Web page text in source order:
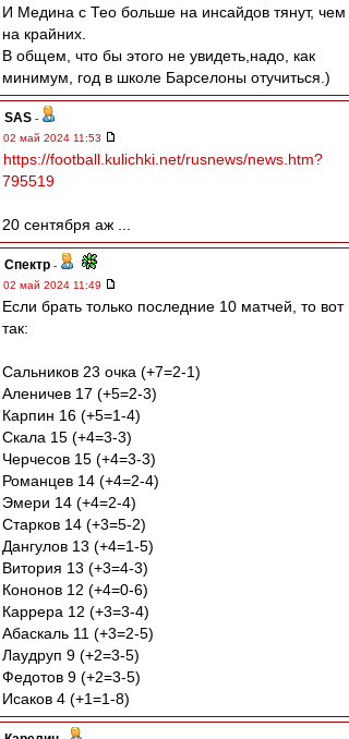
И Медина с Тео больше на инсайдов тянут, чем
на крайних.
В общем, что бы этого не увидеть,надо, как
минимум, год в школе Барселоны отучиться.)
SAS -
02 май 2024 11:53
https://football.kulichki.net/rusnews/news.htm?
795519
20 сентября аж ...
Спектр -
02 май 2024 11:49
Если брать только последние 10 матчей, то вот
так:
Сальников 23 очка (+7=2-1)
Аленичев 17 (+5=2-3)
Карпин 16 (+5=1-4)
Скала 15 (+4=3-3)
Черчесов 15 (+4=3-3)
Романцев 14 (+4=2-4)
Эмери 14 (+4=2-4)
Старков 14 (+3=5-2)
Дангулов 13 (+4=1-5)
Витория 13 (+3=4-3)
Кононов 12 (+4=0-6)
Каррера 12 (+3=3-4)
Абаскаль 11 (+3=2-5)
Лаудруп 9 (+2=3-5)
Федотов 9 (+2=3-5)
Исаков 4 (+1=1-8)